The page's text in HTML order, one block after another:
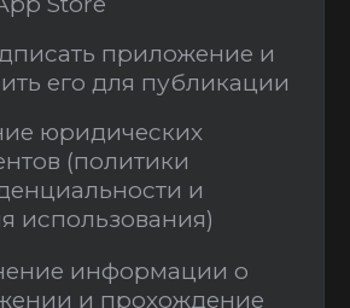
курс по
(и новый язык
для самых